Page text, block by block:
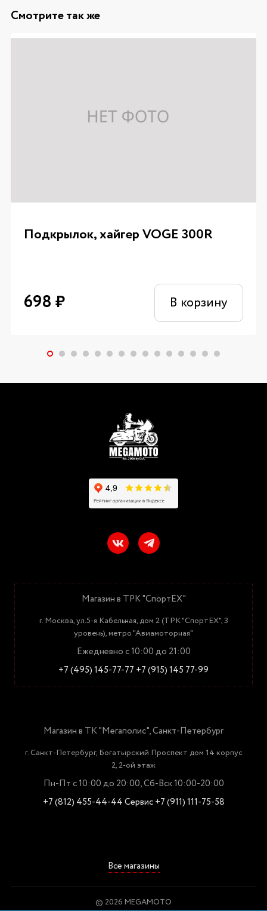
Смотрите так же
Подкрылок, хайгер VOGE 300R
698 ₽ В корзину
Магазин в ТРК "СпортЕХ"
г. Москва, ул.5-я Кабельная, дом 2 (ТРК "СпортЕХ", 3
уровень), метро "Авиамоторная"
Ежедневно с 10:00 до 21:00
+7 (495) 145-77-77 +7 (915) 145 77-99
Магазин в ТК "Мегаполис", Санкт-Петербург
г. Санкт-Петербург, Богатырский Проспект дом 14 корпус
2, 2-ой этаж
Пн-Пт с 10:00 до 20:00, Сб-Вск 10:00-20:00
+7 (812) 455-44-44Сервис +7 (911) 111-75-58
Все магазины
© 2026 MEGAMOTO